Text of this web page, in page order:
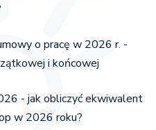
o pracę w 2026 r. -
i końcowej
- jak obliczyć ekwiwalent
w 2026 roku?